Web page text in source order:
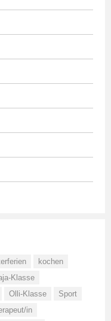
kochen
Klasse
Olli-Klasse
Sport
in